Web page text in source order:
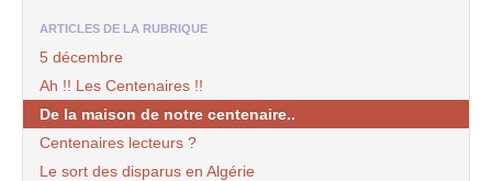
ARTICLES DE LA RUBRIQUE
5 décembre
Ah !! Les Centenaires !!
De la maison de notre centenaire..
Centenaires lecteurs ?
Le sort des disparus en Algérie